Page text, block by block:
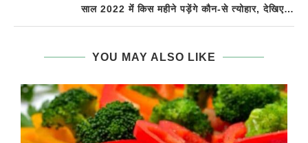
साल 2022 मेंं किस महीने पड़ेंगे कौन-से त्योहार, देखिए…
YOU MAY ALSO LIKE